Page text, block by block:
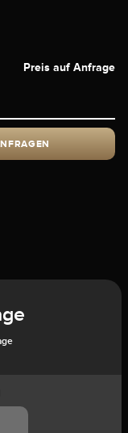
Preis auf Anfrage